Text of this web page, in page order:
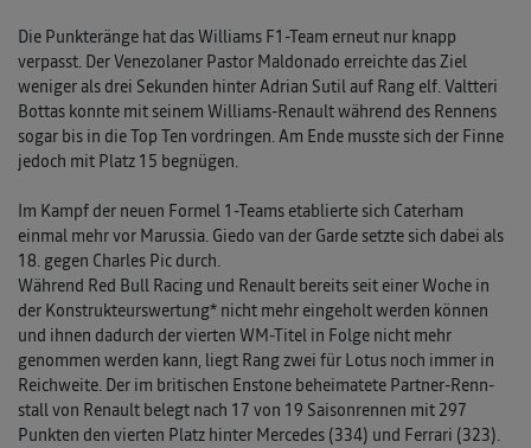
Die Punkteränge hat das Williams F1-Team erneut nur knapp
verpasst. Der Venezolaner Pastor Maldonado erreichte das Ziel
weniger als drei Sekunden hinter Adrian Sutil auf Rang elf. Valtteri
Bottas konnte mit seinem Williams-Renault während des Rennens
sogar bis in die Top Ten vordringen. Am Ende musste sich der Finne
jedoch mit Platz 15 begnügen.
Im Kampf der neuen Formel 1-Teams etablierte sich Caterham
einmal mehr vor Marussia. Giedo van der Garde setzte sich dabei als
18. gegen Charles Pic durch.
Während Red Bull Racing und Renault bereits seit einer Woche in
der Konstrukteurswertung* nicht mehr eingeholt werden können
und ihnen dadurch der vierten WM-Titel in Folge nicht mehr
genommen werden kann, liegt Rang zwei für Lotus noch immer in
Reichweite. Der im britischen Enstone beheimatete Partner-Renn­
stall von Renault belegt nach 17 von 19 Saisonrennen mit 297
Punkten den vierten Platz hinter Mercedes (334) und Ferrari (323).